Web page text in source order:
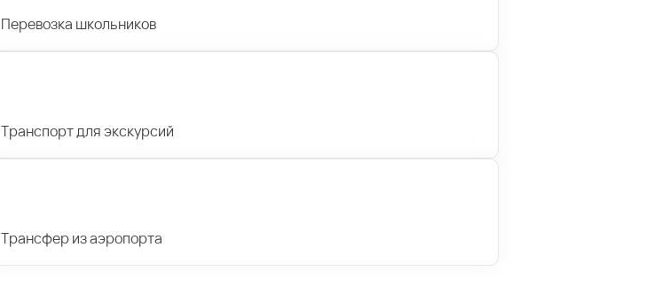
Перевозка школьников
Транспорт для экскурсий
Трансфер из аэропорта